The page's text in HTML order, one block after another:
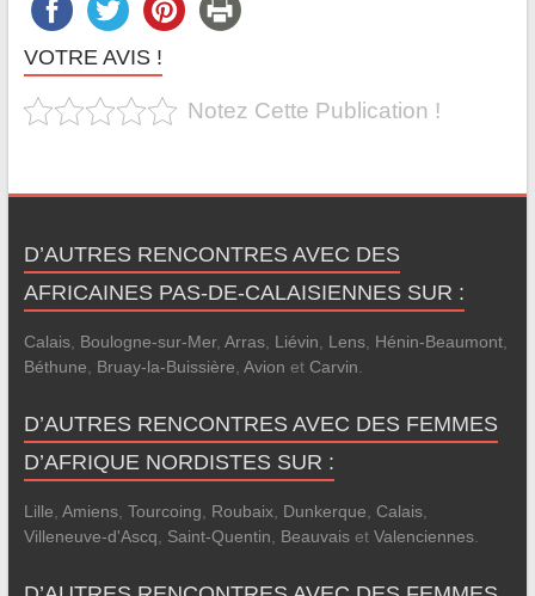
VOTRE AVIS !
Notez Cette Publication !
D’AUTRES RENCONTRES AVEC DES
AFRICAINES PAS-DE-CALAISIENNES SUR :
Calais, Boulogne-sur-Mer, Arras, Liévin, Lens, Hénin-Beaumont,
Béthune, Bruay-la-Buissière, Avion et Carvin.
D’AUTRES RENCONTRES AVEC DES FEMMES
D’AFRIQUE NORDISTES SUR :
Lille, Amiens, Tourcoing, Roubaix, Dunkerque, Calais,
Villeneuve-d'Ascq, Saint-Quentin, Beauvaiset Valenciennes.